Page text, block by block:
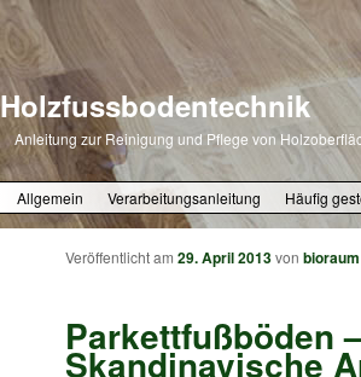
Holzfussbodentechnik
Anleitung zur Reinigung und Pflege von
Zum primären Inhalt springen
Zum sekundären Inhalt springen
Allgemein Verarbeitungsanleitung Häufig
Parkettfußböden
Skandinavische
Veröffentlicht am 29. April 2013von bioraum